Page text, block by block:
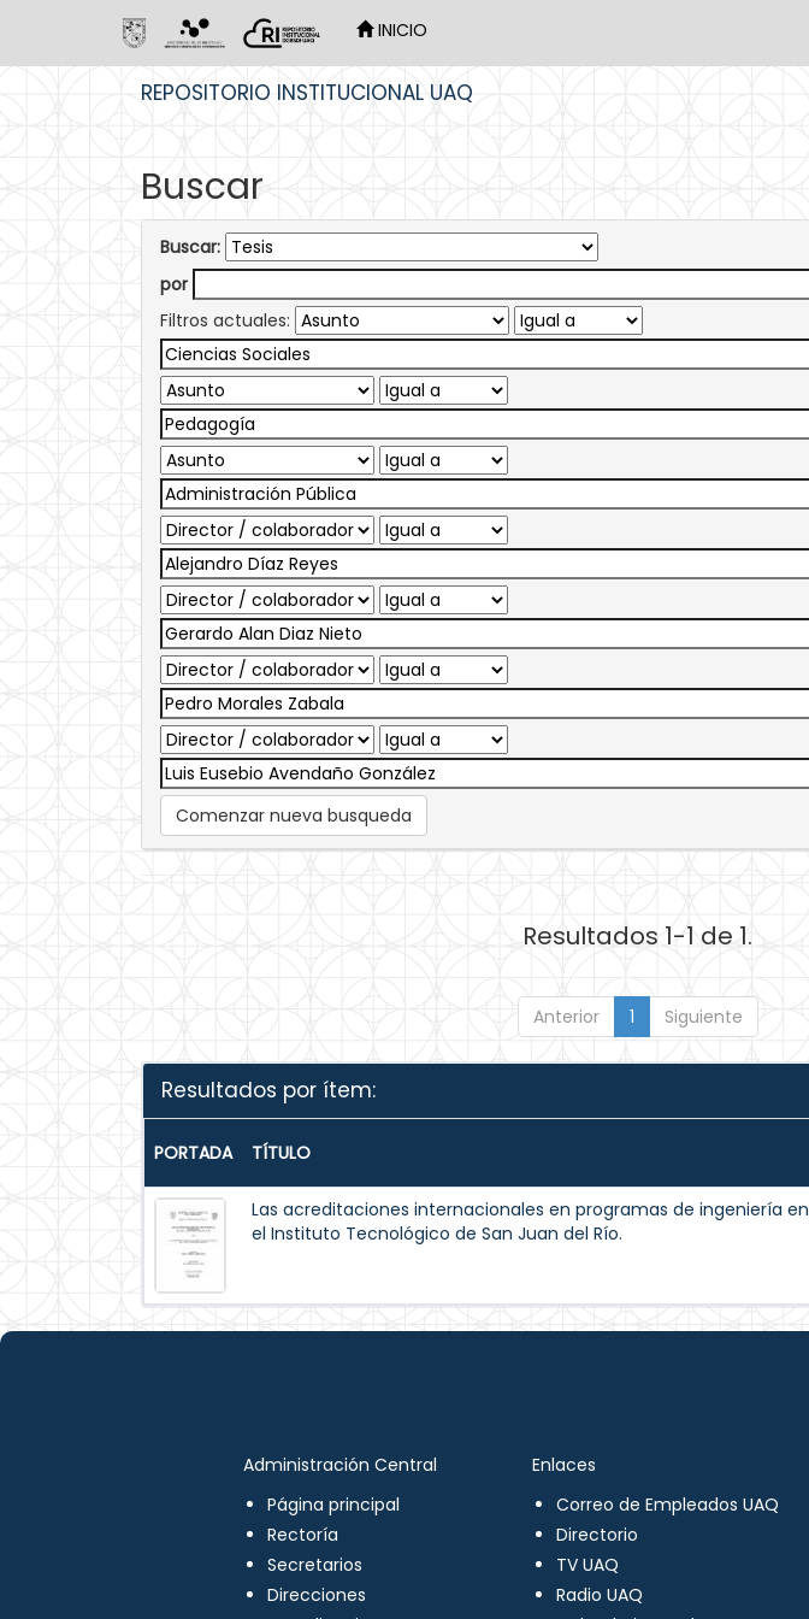
INICIO
REPOSITORIO INSTITUCIONAL UAQ
Buscar
Buscar:
por
Filtros actuales:
Comenzar nueva busqueda
Resultados 1-1 de 1.
Anterior 1 Siguiente
Resultados por ítem:
PORTADA TÍTULO
Las acreditaciones internacionales en programas de ingeniería en
el Instituto Tecnológico de San Juan del Río.
Administración Central
Página principal
Rectoría
Secretarios
Direcciones
Enlaces
Correo de Empleados UAQ
Directorio
TV UAQ
Radio UAQ